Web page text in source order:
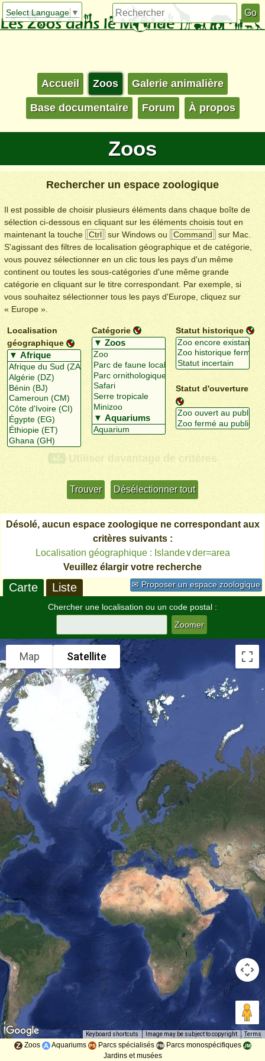
Select Language ▼
Accueil Zoos Galerie animalière
Base documentaire Forum À propos
Zoos
Rechercher un espace zoologique
Il est possible de choisir plusieurs éléments dans chaque boîte de
sélection ci-dessous en cliquant sur les éléments choisis tout en
maintenant la touche
Ctrl sur Windows ou Command
sur Mac.
S'agissant des filtres de localisation géographique et de catégorie,
vous pouvez sélectionner en un clic tous les pays d'un même
continent ou toutes les sous-catégories d'une même grande
catégorie en cliquant sur le titre correspondant. Par exemple, si
vous souhaitez sélectionner tous les pays d'Europe, cliquez sur
« Europe ».
Localisation
géographique
Catégorie Statut historique
Statut d'ouverture
+/- Utiliser davantage de critères
Désolé, aucun espace zoologique ne correspondant aux
critères suivants :
Localisation géographique : Islande∨der=area
Veuillez élargir votre recherche
✉ Proposer un espace zoologique
Carte Liste
Chercher une localisation ou un code postal :
Map Satellite
Keyboard shortcuts Image may be subject to copyright Terms
Zoos Aquariums Parcs spécialisés
Parcs monospécifiques
Jardins et musées